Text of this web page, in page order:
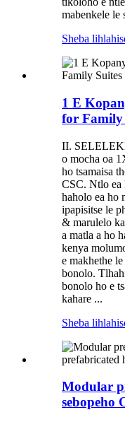
mabenkele le
Sheba
1 E
for Family
II.
o mocha oa
ho tsamaisa
CSC. Ntlo ea
haholo ea ho
ipapisitse le
& marulelo
a matla a ho
kenya
e makhethe
bonolo.
bonolo ho e
kahare ...
Sheba
Modular
sebopeho